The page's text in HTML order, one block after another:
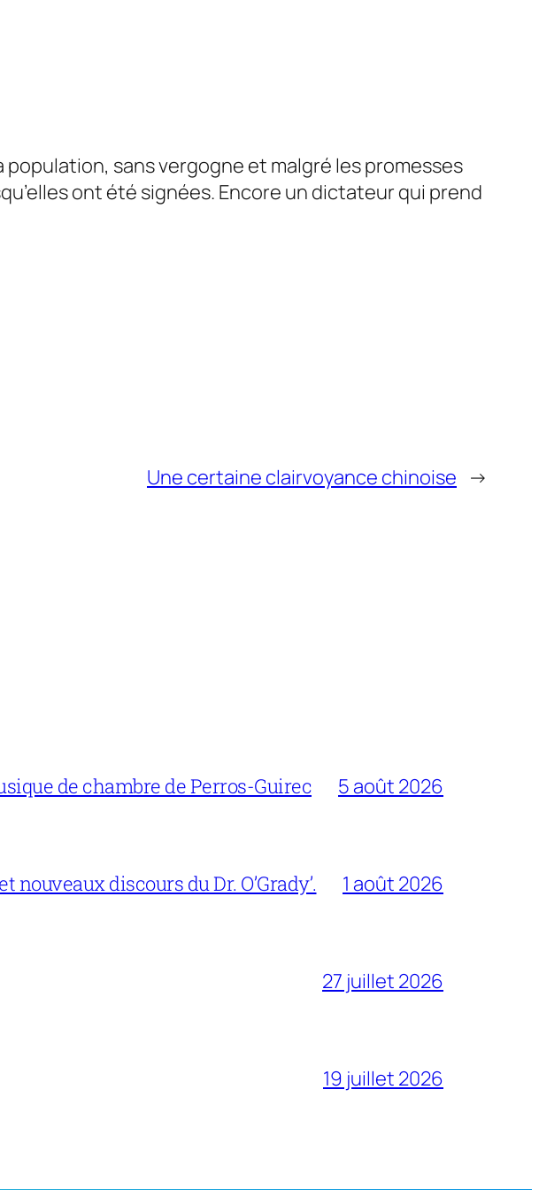
sans vergogne et malgré les promesses
ont été signées. Encore un dictateur qui prend
Une certaine clairvoyance chinoise →
de chambre de Perros-Guirec 5 août 2026
discours du Dr. O’Grady’. 1 août 2026
27 juillet 2026
19 juillet 2026